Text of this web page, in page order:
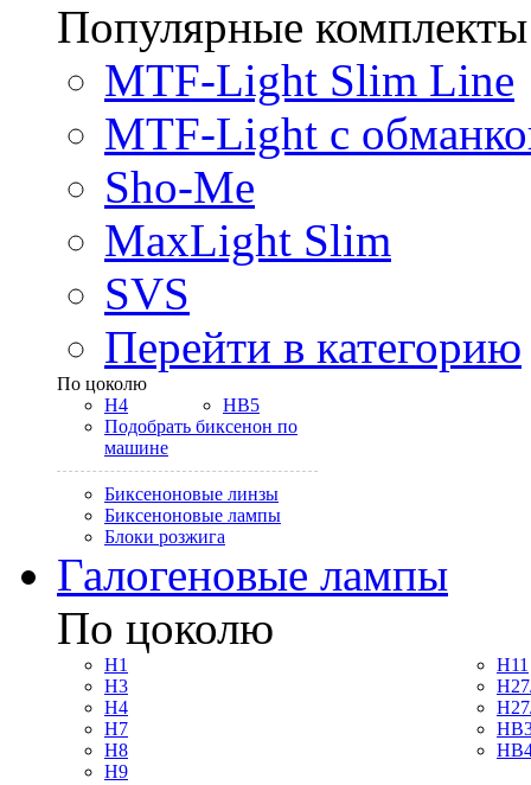
Популярные комплекты
MTF-Light Slim Line
MTF-Light с
Sho-Me
MaxLight Slim
SVS
Перейти в категорию
По цоколю
H4
HB5
Подобрать биксенон по
машине
Биксеноновые линзы
Биксеноновые лампы
Блоки розжига
Галогеновые лампы
По цоколю
H1
H3
H4
H7
H8
H9
H11